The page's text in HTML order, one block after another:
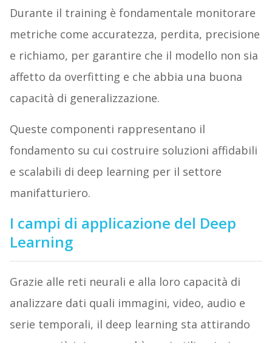
Durante il training è fondamentale monitorare
metriche come accuratezza, perdita, precisione
e richiamo, per garantire che il modello non sia
affetto da overfitting e che abbia una buona
capacità di generalizzazione.
Queste componenti rappresentano il
fondamento su cui costruire soluzioni affidabili
e scalabili di deep learning per il settore
manifatturiero.
I campi di applicazione del Deep
Learning
Grazie alle reti neurali e alla loro capacità di
analizzare dati quali immagini, video, audio e
serie temporali, il deep learning sta attirando